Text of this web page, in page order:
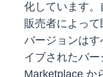
化しています。
販売者によっ
バージョンは
イブされたバ
Marketplace か